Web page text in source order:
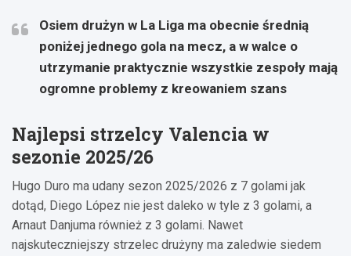
Osiem drużyn w La Liga ma obecnie średnią
poniżej jednego gola na mecz, a w walce o
utrzymanie praktycznie wszystkie zespoły mają
ogromne problemy z kreowaniem szans
Najlepsi strzelcy Valencia w
sezonie 2025/26
Hugo Duro ma udany sezon 2025/2026 z 7 golami jak
dotąd, Diego López nie jest daleko w tyle z 3 golami, a
Arnaut Danjuma również z 3 golami. Nawet
najskuteczniejszy strzelec drużyny ma zaledwie siedem